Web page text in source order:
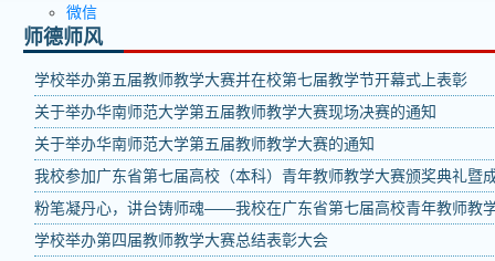
微信
师德师风
学校举办第五届教师教学大赛并在校第七届教学节开幕式上表彰
关于举办华南师范大学第五届教师教学大赛现场决赛的通知
关于举办华南师范大学第五届教师教学大赛的通知
我校参加广东省第七届高校（本科）青年教师教学大赛颁奖典礼暨
粉笔凝丹心，讲台铸师魂——我校在广东省第七届高校青年教师教
学校举办第四届教师教学大赛总结表彰大会